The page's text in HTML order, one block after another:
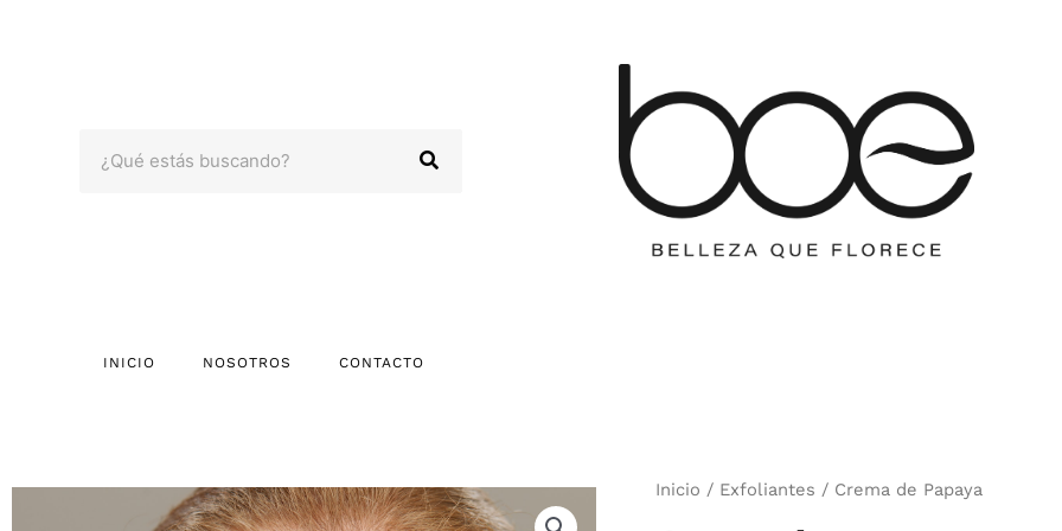
INICIO NOSOTROS CONTACTO
Inicio / Exfoliantes / Crema de Papaya